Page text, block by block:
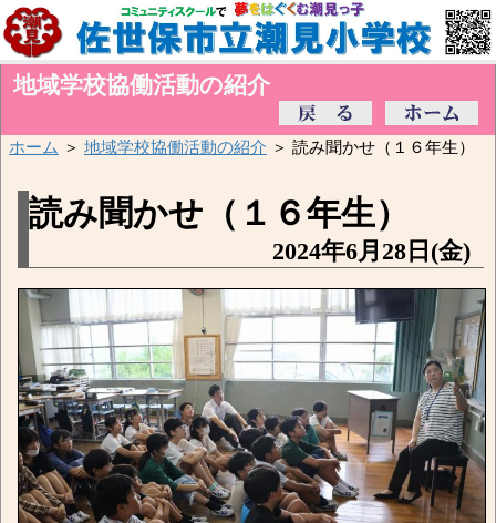
地域学校協働活動の紹介
ホーム ＞ 地域学校協働活動の紹介 ＞ 読み聞かせ（１６年生）
読み聞かせ（１６年生）
2024年6月28日(金)